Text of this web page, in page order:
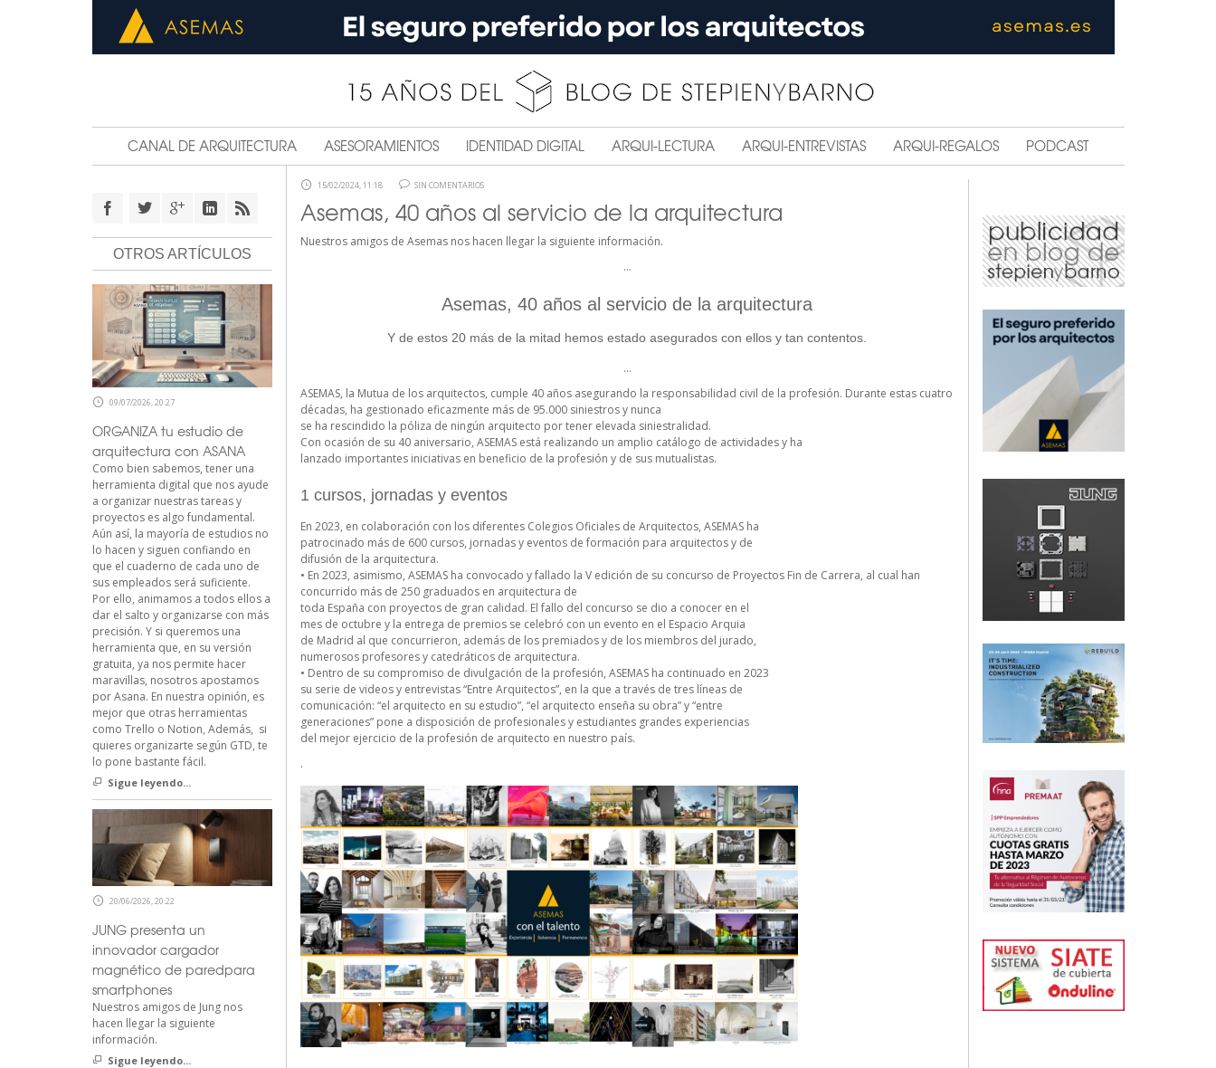
CANAL DE ARQUITECTURA ASESORAMIENTOS IDENTIDAD DIGITAL ARQUI-LECTURA ARQUI-ENTREVISTAS ARQUI-REGALOS PODCAST
15/02/2024, 11:18 SIN COMENTARIOS
Asemas, 40 años al servicio de la arquitectura
Nuestros amigos de Asemas nos hacen llegar la siguiente información.
…
Asemas, 40 años al servicio de la arquitectura
Y de estos 20 más de la mitad hemos estado asegurados con ellos y tan contentos.
…
ASEMAS, la Mutua de los arquitectos, cumple 40 años asegurando la responsabilidad civil de la profesión. Durante estas cuatro
décadas, ha gestionado eficazmente más de 95.000 siniestros y nunca
se ha rescindido la póliza de ningún arquitecto por tener elevada siniestralidad.
Con ocasión de su 40 aniversario, ASEMAS está realizando un amplio catálogo de actividades y ha
lanzado importantes iniciativas en beneficio de la profesión y de sus mutualistas.
1 cursos, jornadas y eventos
En 2023, en colaboración con los diferentes Colegios Oficiales de Arquitectos, ASEMAS ha
patrocinado más de 600 cursos, jornadas y eventos de formación para arquitectos y de
difusión de la arquitectura.
• En 2023, asimismo, ASEMAS ha convocado y fallado la V edición de su concurso de Proyectos Fin de Carrera, al cual han
concurrido más de 250 graduados en arquitectura de
toda España con proyectos de gran calidad. El fallo del concurso se dio a conocer en el
mes de octubre y la entrega de premios se celebró con un evento en el Espacio Arquia
de Madrid al que concurrieron, además de los premiados y de los miembros del jurado,
numerosos profesores y catedráticos de arquitectura.
• Dentro de su compromiso de divulgación de la profesión, ASEMAS ha continuado en 2023
su serie de videos y entrevistas “Entre Arquitectos”, en la que a través de tres líneas de
comunicación: “el arquitecto en su estudio”, “el arquitecto enseña su obra” y “entre
generaciones” pone a disposición de profesionales y estudiantes grandes experiencias
del mejor ejercicio de la profesión de arquitecto en nuestro país.
.
OTROS ARTÍCULOS
09/07/2026, 20:27
ORGANIZA tu estudio de
arquitectura con ASANA
Como bien sabemos, tener una
herramienta digital que nos ayude
a organizar nuestras tareas y
proyectos es algo fundamental.
Aún así, la mayoría de estudios no
lo hacen y siguen confiando en
que el cuaderno de cada uno de
sus empleados será suficiente.
Por ello, animamos a todos ellos a
dar el salto y organizarse con más
precisión. Y si queremos una
herramienta que, en su versión
gratuita, ya nos permite hacer
maravillas, nosotros apostamos
por Asana. En nuestra opinión, es
mejor que otras herramientas
como Trello o Notion, Además, si
quieres organizarte según GTD, te
lo pone bastante fácil.
Sigue leyendo...
20/06/2026, 20:22
JUNG presenta un
innovador cargador
magnético de paredpara
smartphones
Nuestros amigos de Jung nos
hacen llegar la siguiente
información.
Sigue leyendo...